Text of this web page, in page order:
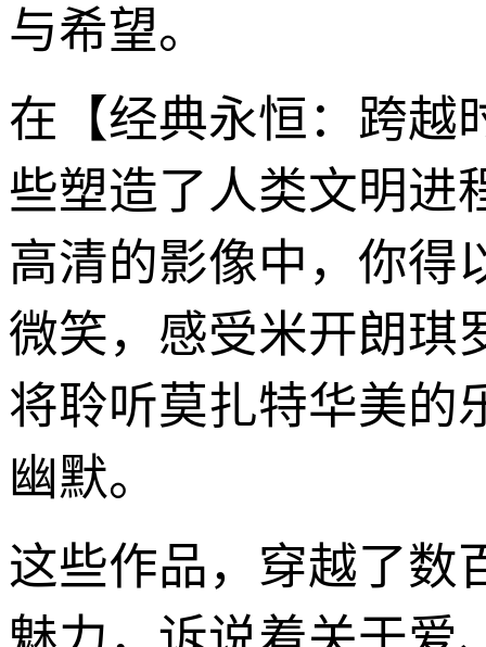
与希望。
在【经典永恒：跨越
些塑造了人类文明进
高清的影像中，你得
微笑，感受米开朗琪
将聆听莫扎特华美的
幽默。
这些作品，穿越了数